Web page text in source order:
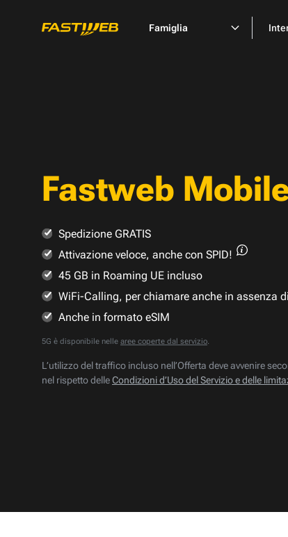
Famiglia
Fastweb
Spedizione GRATIS
Attivazione veloce, anche con SPID!
45 GB in Roaming UE incluso
WiFi-Calling, per chiamare anche in assenza
Anche in formato eSIM
5G è disponibile nelle aree coperte dal servizio.
L’utilizzo del traffico incluso nell’Offerta deve avvenire
nel rispetto delleCondizioni d’Uso del Servizio e delle